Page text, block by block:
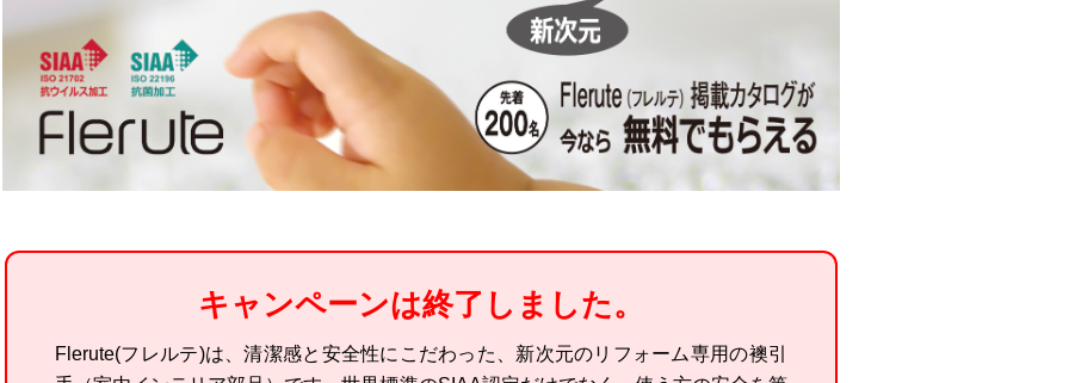
キャンペーンは終了しました。
Flerute(フレルテ)は、清潔感と安全性にこだわった、新次元のリフォーム専用の襖引